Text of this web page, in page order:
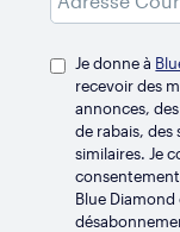
Je donne à
recevoir des
annonces,
de rabais,
similaires. Je
Blue